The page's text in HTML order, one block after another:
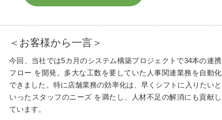
＜お客様から一言＞
今回、当社では5カ月のシステム構築プロジェクトで34本の連携
フロー を開発。多大な工数を要していた人事関連業務を自動化
できました。特に店舗業務の効率化は、早くシフトに入りたいと
いったスタッフのニーズ を満たし、人材不足の解消にも貢献し
ています。